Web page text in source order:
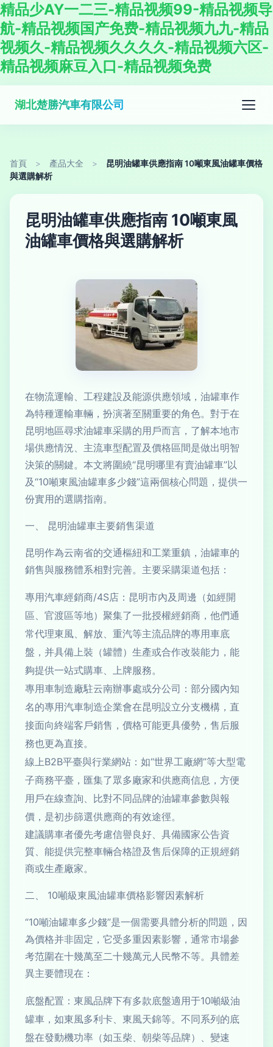
精品少AY一二三-精品视频99-精品视频导
航-精品视频国产免费-精品视频九九-精品
视频久-精品视频久久久久-精品视频六区-
精品视频麻豆入口-精品视频免费
湖北楚勝汽車有限公司
首頁 > 產品大全 >
昆明油罐車供應指南 10噸東風油罐車價格
與選購解析
昆明油罐車供應指南 10噸東風
油罐車價格與選購解析
在物流運輸、工程建設及能源供應領域，油罐車作
為特種運輸車輛，扮演著至關重要的角色。對于在
昆明地區尋求油罐車采購的用戶而言，了解本地市
場供應情況、主流車型配置及價格區間是做出明智
決策的關鍵。本文將圍繞“昆明哪里有賣油罐車”以
及“10噸東風油罐車多少錢”這兩個核心問題，提供一
份實用的選購指南。
一、 昆明油罐車主要銷售渠道
昆明作為云南省的交通樞紐和工業重鎮，油罐車的
銷售與服務體系相對完善。主要采購渠道包括：
專用汽車經銷商/4S店：昆明市內及周邊（如經開
區、官渡區等地）聚集了一批授權經銷商，他們通
常代理東風、解放、重汽等主流品牌的專用車底
盤，并具備上裝（罐體）生產或合作改裝能力，能
夠提供一站式購車、上牌服務。
專用車制造廠駐云南辦事處或分公司：部分國內知
名的專用汽車制造企業會在昆明設立分支機構，直
接面向終端客戶銷售，價格可能更具優勢，售后服
務也更為直接。
線上B2B平臺與行業網站：如“世界工廠網”等大型電
子商務平臺，匯集了眾多廠家和供應商信息，方便
用戶在線查詢、比對不同品牌的油罐車參數與報
價，是初步篩選供應商的有效途徑。
建議購車者優先考慮信譽良好、具備國家公告資
質、能提供完整車輛合格證及售后保障的正規經銷
商或生產廠家。
二、 10噸級東風油罐車價格影響因素解析
“10噸油罐車多少錢”是一個需要具體分析的問題，因
為價格并非固定，它受多重因素影響，通常市場參
考范圍在十幾萬至二十幾萬元人民幣不等。具體差
異主要體現在：
底盤配置：東風品牌下有多款底盤適用于10噸級油
罐車，如東風多利卡、東風天錦等。不同系列的底
盤在發動機功率（如玉柴、朝柴等品牌）、變速